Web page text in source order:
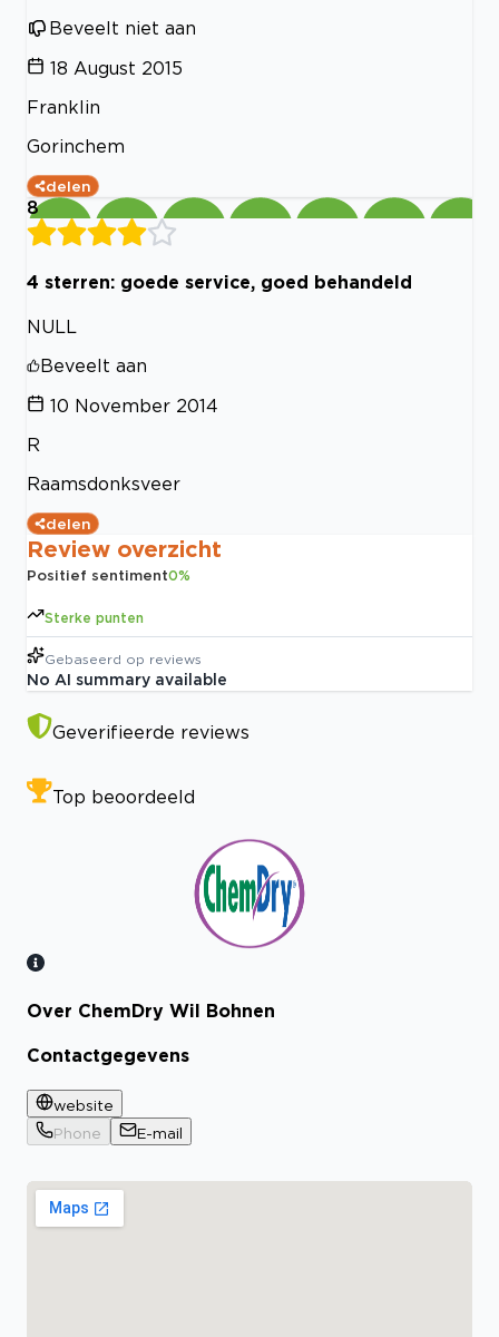
Beveelt niet aan
18 August 2015
Franklin
Gorinchem
delen
8
4 sterren: goede service, goed behandeld
NULL
Beveelt aan
10 November 2014
R
Raamsdonksveer
delen
Review overzicht
Positief sentiment0%
Sterke punten
Gebaseerd op reviews
No AI summary available
Geverifieerde reviews
Top beoordeeld
Bekijk certificaat
Over ChemDry Wil Bohnen
Contactgegevens
website
Phone
E-mail